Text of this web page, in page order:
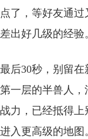
点了，等好友通
差出好几级的经验
最后30秒，别留
第一层的半兽人，
战力，已经抵得上
进入更高级的地